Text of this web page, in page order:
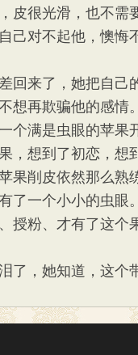
皮很光滑，也不需
己对不起他，懊悔
回来了，她把自己
想再欺骗他的感情
个满是虫眼的苹果
，想到了初恋，想
果削皮依然那么熟
了一个小小的虫眼
授粉、才有了这个
了，她知道，这个